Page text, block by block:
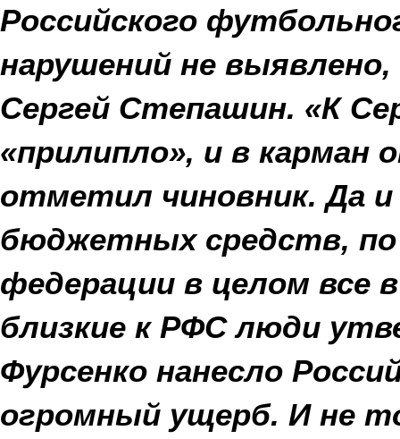
Российского
нарушений не
Сергей Степашин. «К
«прилипло», и в карман
отметил чиновник. Да
бюджетных средств,
федерации в целом все
близкие к РФС люди
Фурсенко нанесло
огромный ущерб. И не